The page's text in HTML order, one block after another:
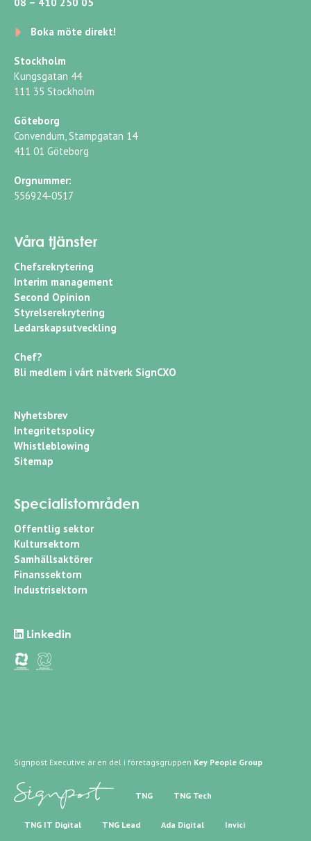
Boka möte direkt!
Stockholm
Kungsgatan 44
111 35 Stockholm
Göteborg
Convendum, Stampgatan 14
411 01 Göteborg
Orgnummer:
556924-0517
Våra tjänster
Chefsrekrytering
Interim management
Second Opinion
Styrelserekrytering
Ledarskapsutveckling
Chef?
Bli medlem i vårt nätverk SignCXO
Nyhetsbrev
Integritetspolicy
Whistleblowing
Sitemap
Specialistområden
Offentlig sektor
Kultursektorn
Samhällsaktörer
Finanssektorn
Industrisektorn
Linkedin
Signpost Executive är en del i företagsgruppen Key People Group
TNG TNG Tech
TNG IT Digital TNG Lead Ada Digital Invici